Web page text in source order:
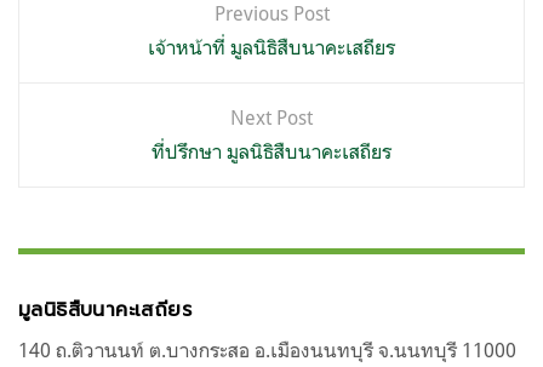
Previous Post
เจ้าหน้าที่ มูลนิธิสืบนาคะเสถียร
Next Post
ที่ปรึกษา มูลนิธิสืบนาคะเสถียร
มูลนิธิสืบนาคะเสถียร
140 ถ.ติวานนท์ ต.บางกระสอ อ.เมืองนนทบุรี จ.นนทบุรี 11000